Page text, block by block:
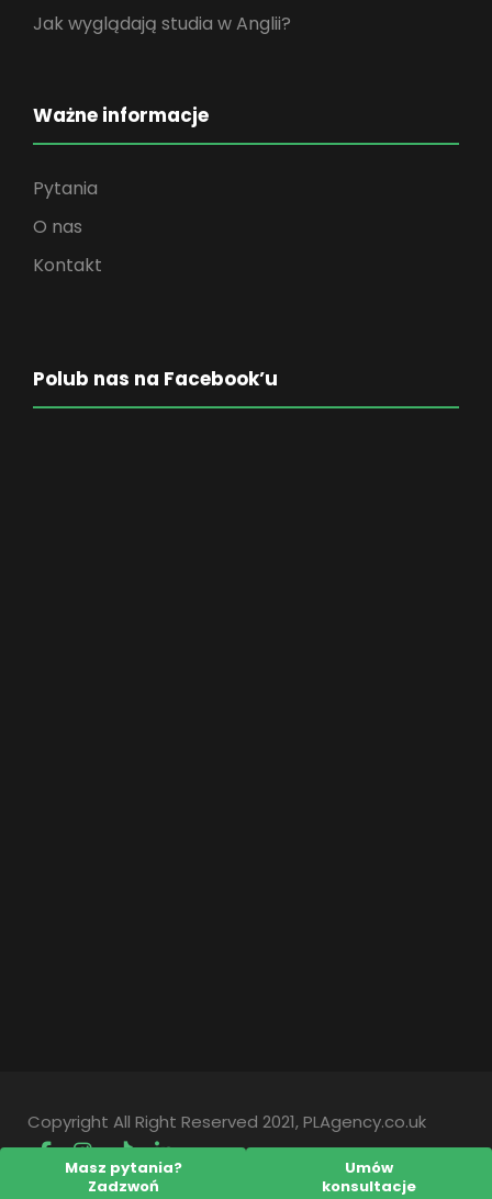
Masz pytania?
Zadzwoń
Umów
konsultacje
Jak wyglądają studia w Anglii?
Ważne informacje
Pytania
O nas
Kontakt
Polub nas na Facebook’u
Copyright All Right Reserved 2021, PLAgency.co.uk